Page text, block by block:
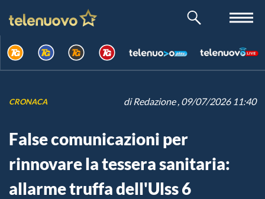
CRONACA diRedazione, 09/07/2026 11:40
False comunicazioni per
rinnovare la tessera sanitaria:
allarme truffa dell'Ulss 6